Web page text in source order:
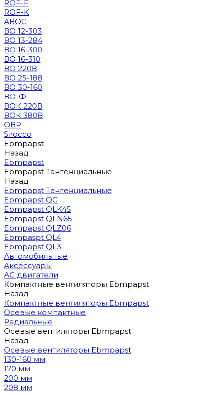
ROF-F
ROF-K
АВОС
ВО 12-303
ВО 13-284
ВО 16-300
ВО 16-310
ВО 220В
ВО 25-188
ВО 30-160
ВО-Ф
ВОК 220В
ВОК 380В
ОВР
Sirocco
Ebmpapst
Назад
Ebmpapst
Ebmpapst Тангенциальные
Назад
Ebmpapst Тангенциальные
Ebmpapst QG
Ebmpapst QLK45
Ebmpapst QLN65
Ebmpapst QLZ06
Ebmpaspt QL4
Ebmpapst QL3
Автомобильные
Аксессуары
АС двигатели
Компактные вентиляторы Ebmpapst
Назад
Компактные вентиляторы Ebmpapst
Осевые компактные
Радиальные
Осевые вентиляторы Ebmpapst
Назад
Осевые вентиляторы Ebmpapst
130-160 мм
170 мм
200 мм
208 мм